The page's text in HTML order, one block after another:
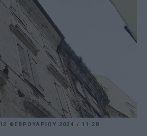
12 ΦΕΒΡΟΥΑΡΊΟΥ 2024 / 11:28